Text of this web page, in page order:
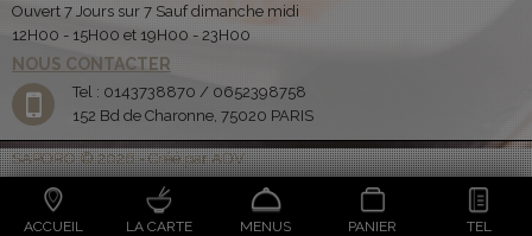
Ouvert 7 Jours sur 7 Sauf dimanche midi
12H00 - 15H00 et 19H00 - 23H00
NOUS CONTACTER
Tel : 0143738870 / 0652398758
152 Bd de Charonne, 75020 PARIS
SAPORO © 2026 - Créé par ADV
ACCUEIL LA CARTE MENUS PANIER TEL